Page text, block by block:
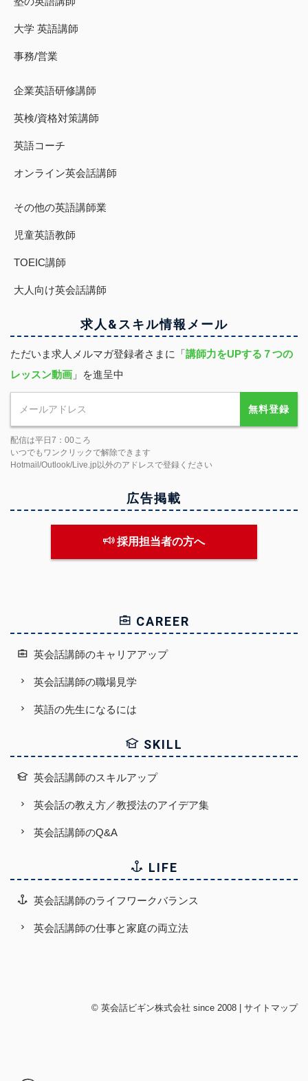
大学 英語講師
事務/営業
企業英語研修講師
英検/資格対策講師
英語コーチ
オンライン英会話講師
その他の英語講師業
児童英語教師
TOEIC講師
大人向け英会話講師
求人&スキル情報 メール
ただいま求人メルマガ登録者さまに「講師力をUPする７つの
レッスン動画 」を進呈中
無料登録
配信は平日7：00ころ
いつでもワンクリックで解除できます
Hotmail/Outlook/Live.jp以外のアドレスで登録ください
広告掲載
採用担当者の方へ
CAREER
英会話講師のキャリアアップ
英会話講師の職場見学
英語の先生になるには
SKILL
英会話講師のスキルアップ
英会話の教え方／教授法のアイデア集
英会話講師のQ&A
LIFE
英会話講師のライフワークバランス
英会話講師の仕事と家庭の両立法
© 英会話ビギン株式会社 since 2008 | サイトマップ